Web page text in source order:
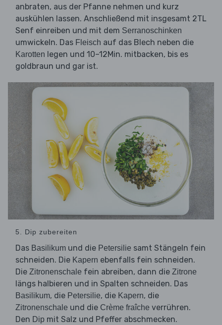
anbraten, aus der Pfanne nehmen und kurz
auskühlen lassen. Anschließend mit insgesamt 2TL
Senf einreiben und mit dem Serranoschinken
umwickeln. Das Fleisch auf das Blech neben die
Karotten legen und 10–12Min. mitbacken, bis es
goldbraun und gar ist.
5. Dip zubereiten
Das Basilikum und die Petersilie samt Stängeln fein
schneiden. Die Kapern ebenfalls fein schneiden.
Die Zitronenschale fein abreiben, dann die Zitrone
längs halbieren und in Spalten schneiden. Das
Basilikum, die Petersilie, die Kapern, die
Zitronenschale und die Crème fraîche verrühren.
Den Dip mit Salz und Pfeffer abschmecken.